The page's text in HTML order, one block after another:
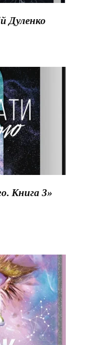
Дуленко
Книга 3»